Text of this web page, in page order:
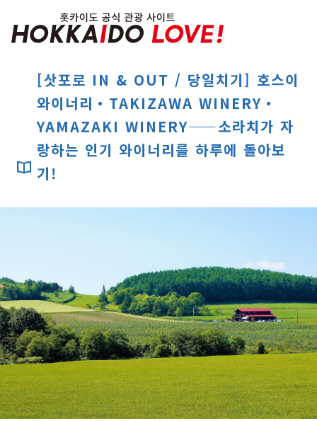
관광지
이벤트
추천코스
지역 가이드
음식문화
빗속에서 만끽
7개의 국립공원
절경을 만나는 여행
기초지식
즐겨찾기
Face
book
Insta
gram
YouT
ube
Insta
gram
Face
book
[삿포로 IN & OUT / 당일치기] 호스이
와이너리・TAKIZAWA WINERY・
YAMAZAKI WINERY——소라치가 자
랑하는 인기 와이너리를 하루에 돌아보
기!